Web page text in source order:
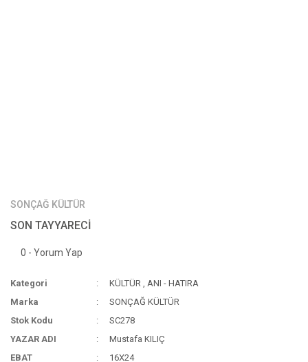
SONÇAĞ KÜLTÜR
SON TAYYARECİ
0 - Yorum Yap
Kategori KÜLTÜR ,ANI - HATIRA
Marka
SONÇAĞ KÜLTÜR
Stok Kodu
SC278
YAZAR ADI
Mustafa KILIÇ
EBAT
16X24